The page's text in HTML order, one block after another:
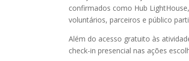
confirmados como Hub
voluntários, parceiros e público
Além do acesso gratuito às
check-in presencial nas ações